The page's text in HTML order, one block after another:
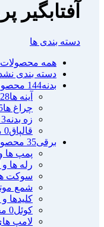
آفتابگیر
دسته بندی ها
همه محصولات
دسته بندی
بدنه144 محصول
آینه ها28 محصول
چراغ ها
زه بدنه3 محصول
قالپاق0 محصول
برقی35 محصول
پمپ ها
رله ها و
سوکت
شمع
کلیدها و
کوئل0 محصول
لامپ